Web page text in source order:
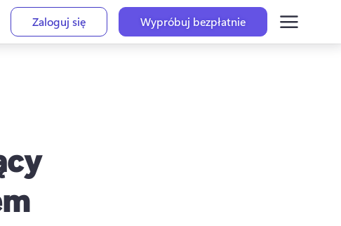
Zaloguj się Wypróbuj bezpłatnie